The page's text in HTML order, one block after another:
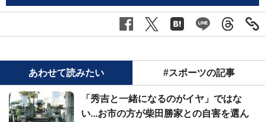
あわせて読みたい #スポーツの記事
「秀吉と一緒になるのがイヤ」ではな
い...お市の方が柴田勝家との自害を選ん